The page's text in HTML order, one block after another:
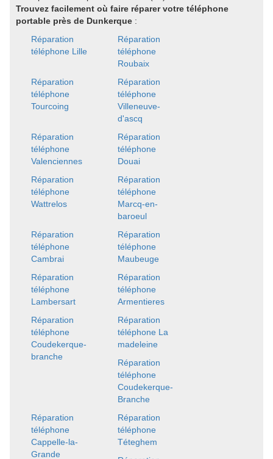
Trouvez facilement où faire réparer votre téléphone
portable près de Dunkerque :
Réparation
téléphone Lille
Réparation
téléphone
Roubaix
Réparation
téléphone
Tourcoing
Réparation
téléphone
Villeneuve-
d'ascq
Réparation
téléphone
Valenciennes
Réparation
téléphone
Douai
Réparation
téléphone
Wattrelos
Réparation
téléphone
Marcq-en-
baroeul
Réparation
téléphone
Cambrai
Réparation
téléphone
Maubeuge
Réparation
téléphone
Lambersart
Réparation
téléphone
Armentieres
Réparation
téléphone
Coudekerque-
branche
Réparation
téléphone La
madeleine
Réparation
téléphone
Coudekerque-
Branche
Réparation
téléphone
Cappelle-la-
Grande
Réparation
téléphone
Téteghem